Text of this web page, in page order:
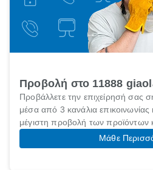
Προβολή στο 11888
Προβάλλετε την επιχείρησή σας
μέσα από 3 κανάλια επικοινωνίας
μέγιστη προβολή των προϊόντων
Μάθε